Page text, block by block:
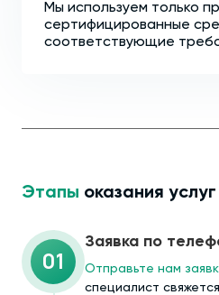
Мы используем только
сертифицированные
соответствующие
Этапы оказания услуг
01
Заявка по
Отправьте нам
специалист